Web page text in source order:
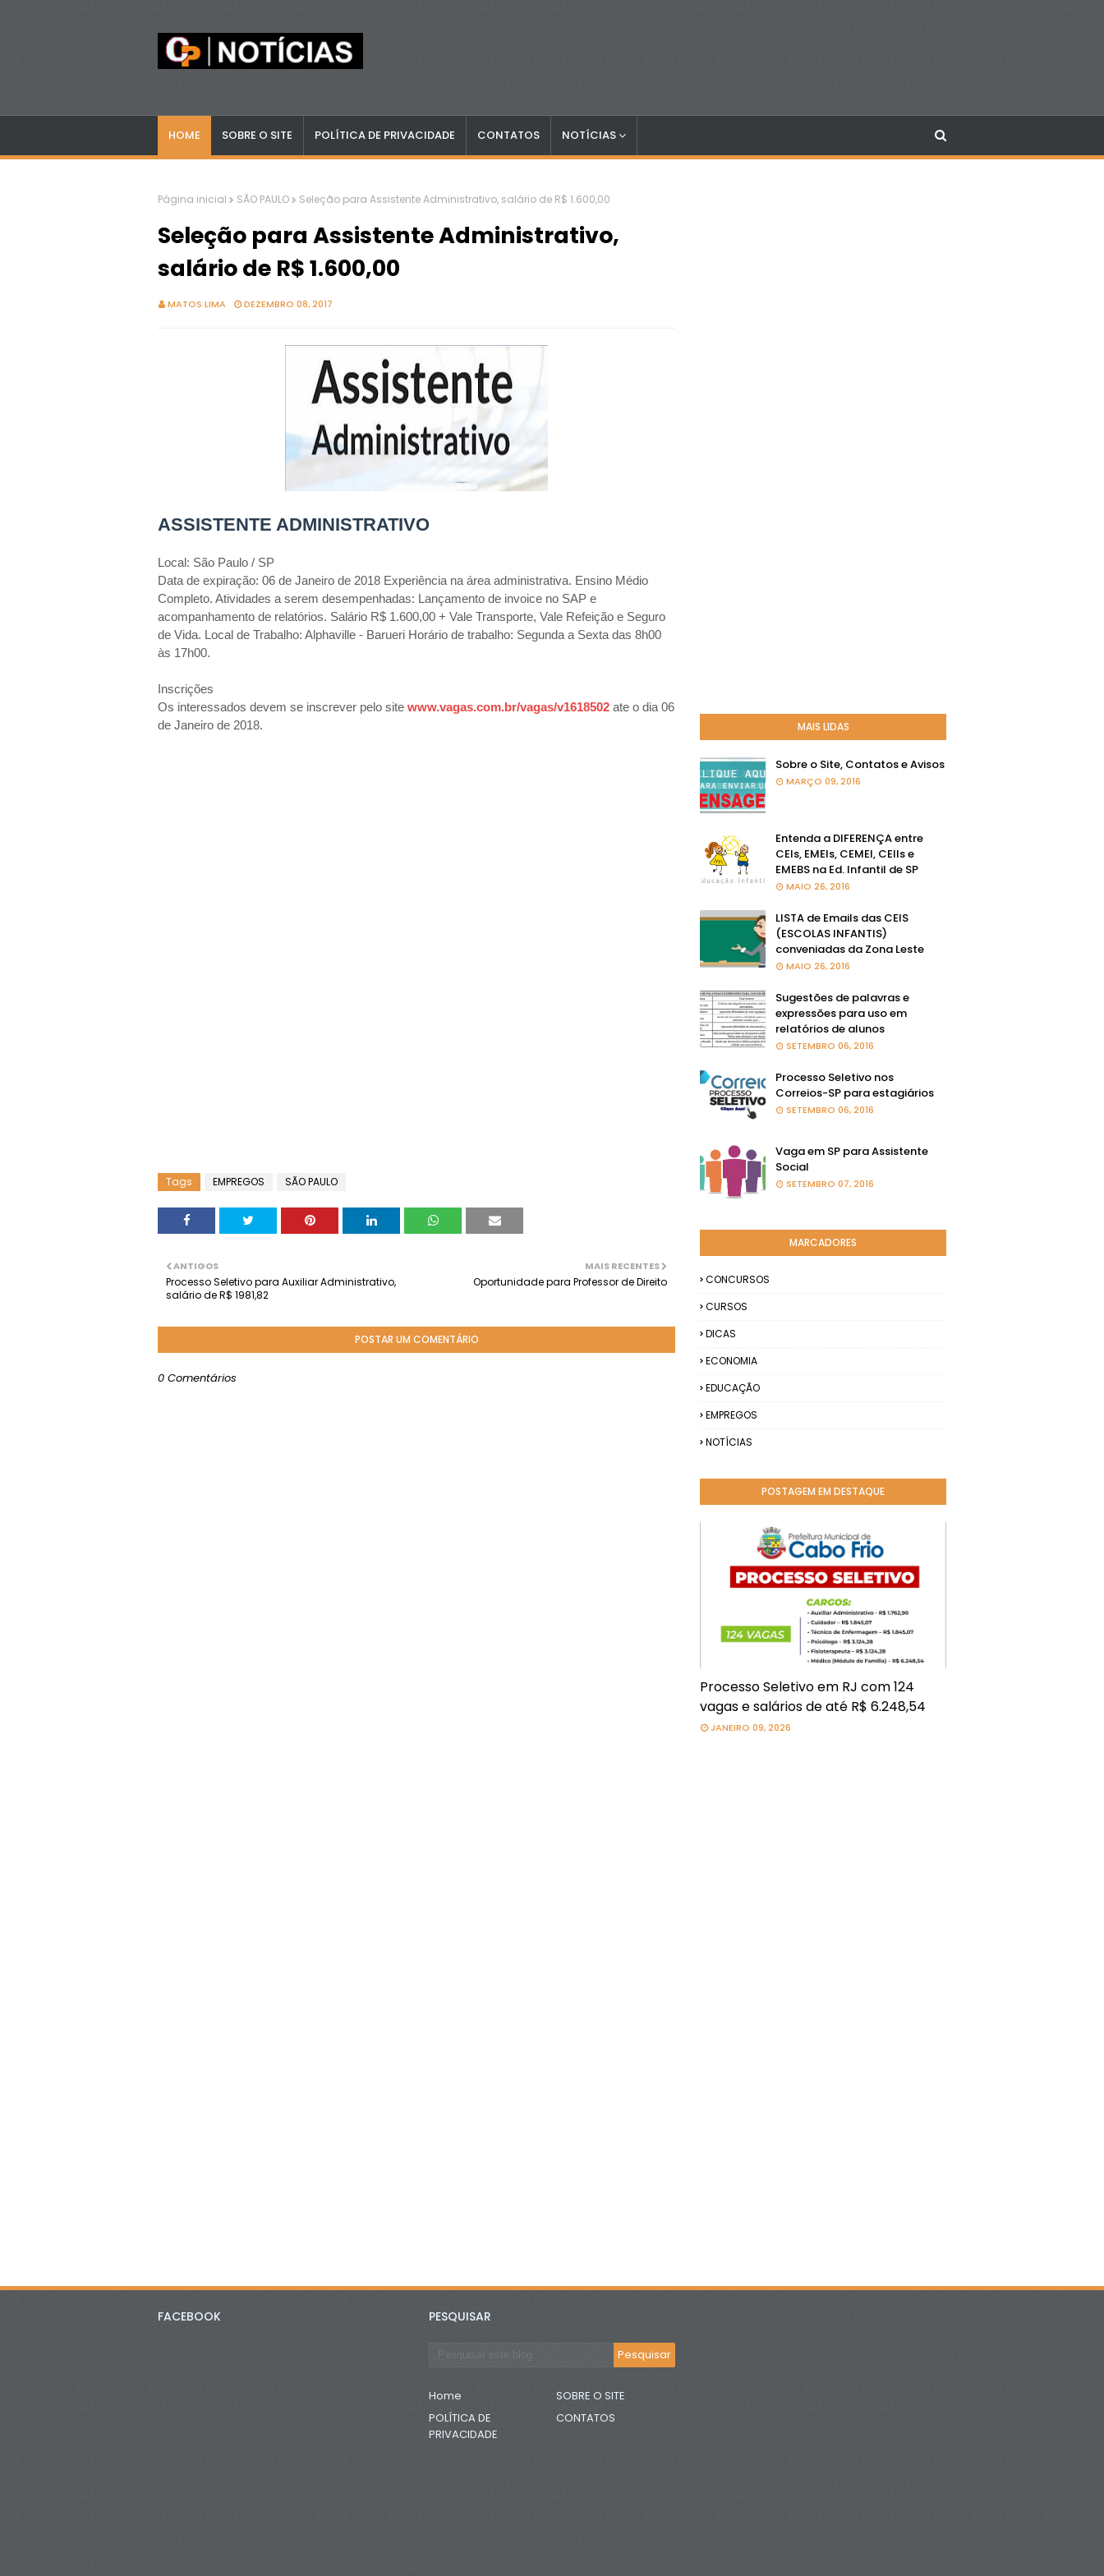
HOME SOBRE O SITE POLÍTICA DE PRIVACIDADE CONTATOS NOTÍCIAS
Página inicial SÃO PAULO Seleção para Assistente Administrativo, salário de R$ 1.600,00
Seleção para Assistente Administrativo,
salário de R$ 1.600,00
MATOS LIMA DEZEMBRO 08, 2017
ASSISTENTE ADMINISTRATIVO
Local: São Paulo / SP
Data de expiração: 06 de Janeiro de 2018 Experiência na área administrativa. Ensino Médio
Completo. Atividades a serem desempenhadas: Lançamento de invoice no SAP e
acompanhamento de relatórios. Salário R$ 1.600,00 + Vale Transporte, Vale Refeição e Seguro
de Vida. Local de Trabalho: Alphaville - Barueri Horário de trabalho: Segunda a Sexta das 8h00
às 17h00.
Inscrições
Os interessados devem se inscrever pelo site www.vagas.com.br/vagas/v1618502 ate o dia 06
de Janeiro de 2018.
Tags EMPREGOS SÃO PAULO
MAIS RECENTES
Oportunidade para Professor de Direito
ANTIGOS
Processo Seletivo para Auxiliar Administrativo,
salário de R$ 1981,82
POSTAR UM COMENTÁRIO
0 Comentários
MAIS LIDAS
Sobre o Site, Contatos e Avisos
MARÇO 09, 2016
Entenda a DIFERENÇA entre
CEIs, EMEIs, CEMEI, CEIIs e
EMEBS na Ed. Infantil de SP
MAIO 26, 2016
LISTA de Emails das CEIS
(ESCOLAS INFANTIS)
conveniadas da Zona Leste
MAIO 26, 2016
Sugestões de palavras e
expressões para uso em
relatórios de alunos
SETEMBRO 06, 2016
Processo Seletivo nos
Correios-SP para estagiários
SETEMBRO 06, 2016
Vaga em SP para Assistente
Social
SETEMBRO 07, 2016
MARCADORES
CONCURSOS
CURSOS
DICAS
ECONOMIA
EDUCAÇÃO
EMPREGOS
NOTÍCIAS
POSTAGEM EM DESTAQUE
Processo Seletivo em RJ com 124
vagas e salários de até R$ 6.248,54
JANEIRO 09, 2026
FACEBOOK PESQUISAR
Home
SOBRE O SITE
POLÍTICA DE
PRIVACIDADE
CONTATOS